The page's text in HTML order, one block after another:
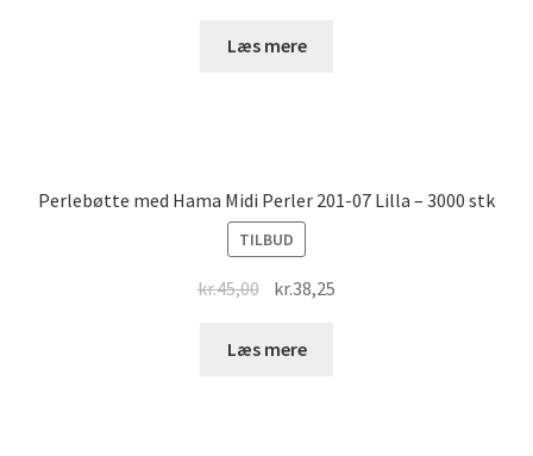
was:
Læs mere
Perlebøtte med Hama Midi Perler 201-07 Lilla – 3000 stk
TILBUD
kr.45,00 Original
was:
kr.38,25
Læs mere